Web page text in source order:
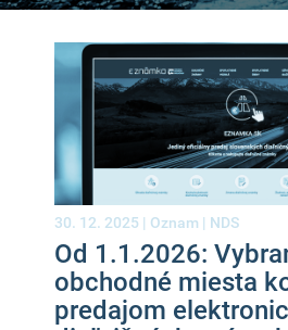
30. 12. 2025 | Oznam | NDS
Od 1.1.2026:
obchodné miesta
predajom